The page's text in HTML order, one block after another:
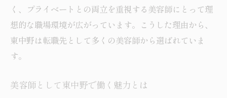
東中野の美容師求人で注目の福利厚生内容
福利厚生が手厚い美容師求人の探し方
美容師正社員求人で重視したい福利厚生
東中野で福利厚生が充実した美容師求人情
く、プライベートとの両立を重視する美容師にとって理
想的な職場環境が広がっています。こうした理由から、
東中野は転職先として多くの美容師から選ばれていま
す。
美容師として東中野で働く魅力とは